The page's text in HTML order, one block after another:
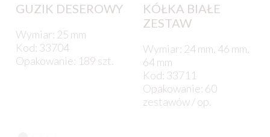
GUZIK DESEROWY
Wymiar: 25 mm
Kod: 33704
Opakowanie: 189 szt.
KÓŁKA BIAŁE
ZESTAW
Wymiar: 24 mm, 46 mm,
64 mm
Kod: 33711
Opakowanie: 60
zestawów / op.